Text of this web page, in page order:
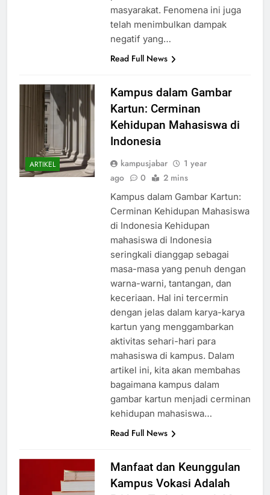
perdebatan dan kontroversi di
masyarakat. Fenomena ini juga
telah menimbulkan dampak
ARTIKEL
Kampus dalam Gambar
Kartun: Cerminan
Kehidupan Mahasiswa di
kampusjabar
1 year
Kampus dalam Gambar Kartun:
Cerminan Kehidupan Mahasiswa
di Indonesia Kehidupan
mahasiswa di Indonesia
seringkali dianggap sebagai
masa-masa yang penuh dengan
warna-warni, tantangan, dan
keceriaan. Hal ini tercermin
dengan jelas dalam karya-karya
kartun yang menggambarkan
aktivitas sehari-hari para
mahasiswa di kampus. Dalam
artikel ini, kita akan membahas
bagaimana kampus dalam
gambar kartun menjadi cerminan
Manfaat dan Keunggulan